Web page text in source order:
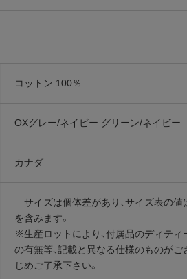
コットン 100％
OXグレー/ネイビー グリーン/ネイビー
カナダ
サイズは個体差があり、サイズ表の
を含みます。
※生産ロットにより、付属品のディティ
の有無等、記載と異なる仕様のものがご
じめご了承下さい。